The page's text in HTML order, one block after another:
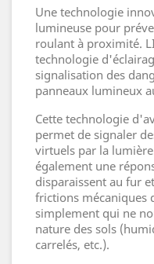
Une technologie
lumineuse pour
roulant à proximité.
technologie
signalisation des
panneaux lumineux
Cette technologie
permet de signaler
virtuels par la
également une
disparaissent au fur
frictions mécaniques
simplement qui ne
nature des sols
carrelés, etc.).